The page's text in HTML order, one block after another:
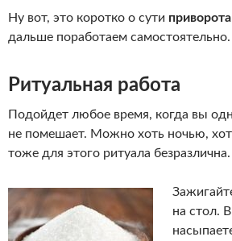
Ну вот, это коротко о сути
дальше поработаем самостоятельно.
Ритуальная работа
Подойдет любое время, когда вы
не помешает. Можно хоть ночью,
тоже для этого ритуала безразлична.
на стол.